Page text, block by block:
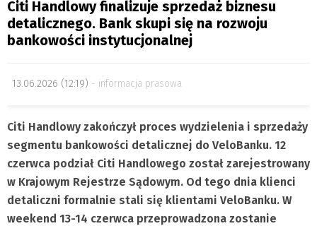
Citi Handlowy finalizuje sprzedaż biznesu
detalicznego. Bank skupi się na rozwoju
bankowości instytucjonalnej
13.06.2026 (12:19) informacja prasowa
Citi Handlowy zakończył proces wydzielenia i sprzedaży
segmentu bankowości detalicznej do VeloBanku. 12
czerwca podział Citi Handlowego został zarejestrowany
w Krajowym Rejestrze Sądowym. Od tego dnia klienci
detaliczni formalnie stali się klientami VeloBanku. W
weekend 13-14 czerwca przeprowadzona zostanie